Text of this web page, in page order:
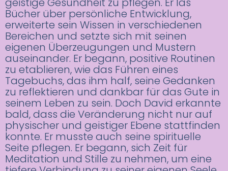
Bücher über persönliche Entwicklung,
erweiterte sein Wissen in verschiedenen
Bereichen und setzte sich mit seinen
eigenen Überzeugungen und Mustern
auseinander. Er begann, positive Routinen
zu etablieren, wie das Führen eines
Tagebuchs, das ihm half, seine Gedanken
zu reflektieren und dankbar für das Gute in
seinem Leben zu sein. Doch David erkannte
bald, dass die Veränderung nicht nur auf
physischer und geistiger Ebene stattfinden
konnte. Er musste auch seine spirituelle
Seite pflegen. Er begann, sich Zeit für
Meditation und Stille zu nehmen, um eine